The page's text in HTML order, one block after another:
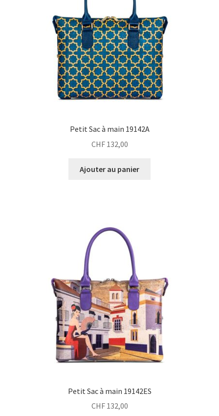
Petit Sac à main 19142A
CHF132,00
Ajouter au panier
Petit Sac à main 19142ES
CHF132,00